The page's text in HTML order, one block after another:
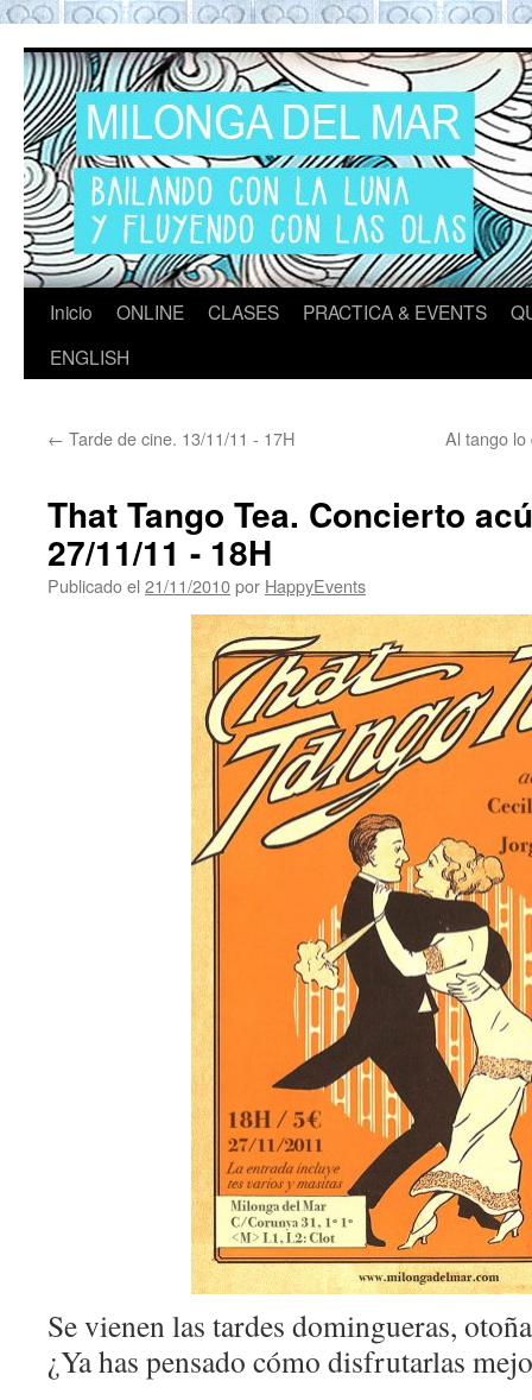
Tango en Barcelona
Tango en Barcelona. Clases de Tango en
Barcelona. Show Tango. Zapatos Tango.
Eventos. Private Tango Lesson. Rooftop
Tango experience Barcelona. Milongas y
practicas de Tango Barcelona
Inicio ONLINE CLASES PRACTICA & EVENTS
ENGLISH
← Tarde de cine. 13/11/11 - 17H Al tango lo
That Tango Tea. Concierto
27/11/11 - 18H
Publicado el 21/11/2010por HappyEvents
Se vienen las tardes domingueras,
¿Ya has pensado cómo disfrutarlas